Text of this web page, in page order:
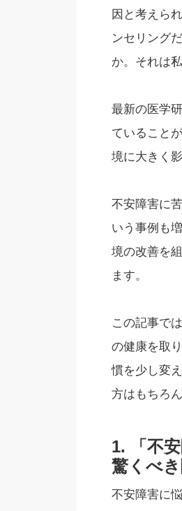
因と考えら
ンセリング
か。それは
最新の医学
ていること
境に大きく
不安障害に
いう事例も
境の改善を
ます。
この記事で
の健康を取
慣を少し変
方はもちろ
1. 「不
驚くべき
不安障害に